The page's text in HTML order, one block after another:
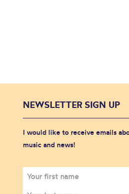
NEWSLETTER SIGN UP
I would like to receive emails
music and news!